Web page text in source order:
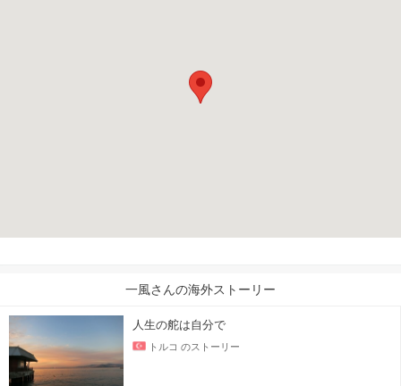
一風さんの海外ストーリー
人生の舵は自分で
トルコ のストーリー